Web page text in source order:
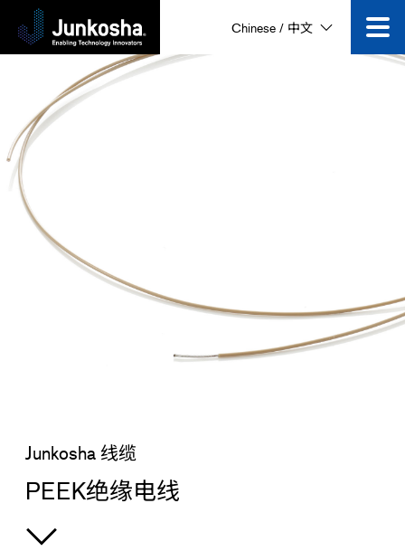
技术创新
产品
公司动态
Chinese / 中文
Junkosha 线缆
PEEK绝缘电线